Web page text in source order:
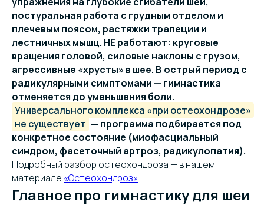
постуральная работа с грудным отделом и
плечевым поясом, растяжки трапеции и
лестничных мышц. НЕ работают: круговые
вращения головой, силовые наклоны с грузом,
агрессивные «хрусты» в шее. В острый период с
радикулярными симптомами — гимнастика
отменяется до уменьшения боли.
Универсального комплекса «при остеохондрозе»
не существует — программа подбирается под
конкретное состояние (миофасциальный
синдром, фасеточный артроз, радикулопатия).
Подробный разбор остеохондроза — в нашем
материале «Остеохондроз».
Главное про гимнастику для шеи